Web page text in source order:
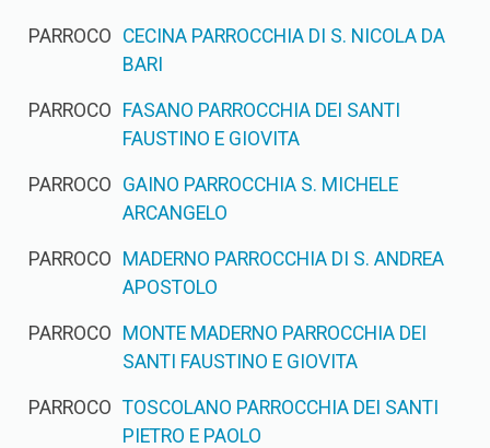
PARROCO CECINA PARROCCHIA DI S. NICOLA DA
BARI
PARROCO FASANO PARROCCHIA DEI SANTI
FAUSTINO E GIOVITA
PARROCO GAINO PARROCCHIA S. MICHELE
ARCANGELO
PARROCO MADERNO PARROCCHIA DI S. ANDREA
APOSTOLO
PARROCO MONTE MADERNO PARROCCHIA DEI
SANTI FAUSTINO E GIOVITA
PARROCO TOSCOLANO PARROCCHIA DEI SANTI
PIETRO E PAOLO